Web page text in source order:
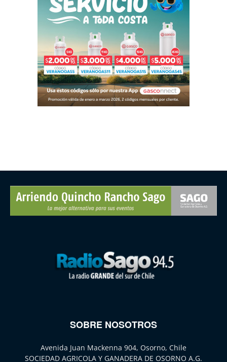
SOBRE NOSOTROS
Avenida Juan Mackenna 904, Osorno, Chile
SOCIEDAD AGRICOLA Y GANADERA DE OSORNO A.G.